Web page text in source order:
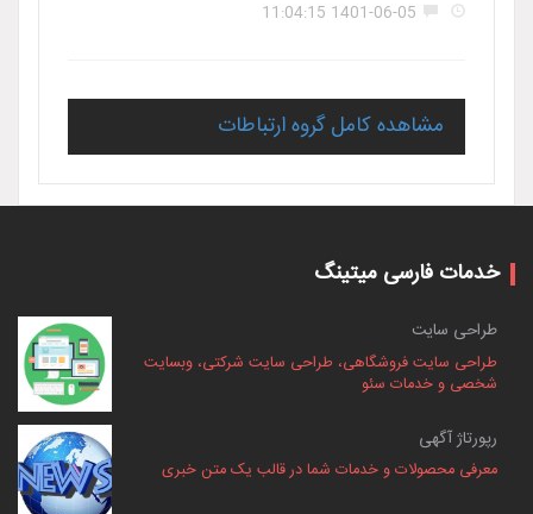
1401-06-05 11:04:15
مشاهده کامل گروه ارتباطات
خدمات فارسی میتینگ
طراحی سایت
طراحی سایت فروشگاهی، طراحی سایت شرکتی، وبسایت
شخصی و خدمات سئو
رپورتاژ آگهی
معرفی محصولات و خدمات شما در قالب یک متن خبری